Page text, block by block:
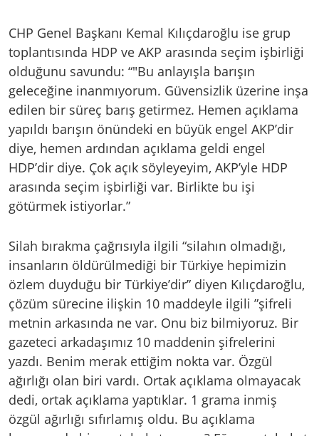
CHP Genel Başkanı Kemal Kılıçdaroğlu ise grup
toplantısında HDP ve AKP arasında seçim işbirliği
olduğunu savundu: “"Bu anlayışla barışın
geleceğine inanmıyorum. Güvensizlik üzerine inşa
edilen bir süreç barış getirmez. Hemen açıklama
yapıldı barışın önündeki en büyük engel AKP’dir
diye, hemen ardından açıklama geldi engel
HDP’dir diye. Çok açık söyleyeyim, AKP’yle HDP
arasında seçim işbirliği var. Birlikte bu işi
götürmek istiyorlar.”
Silah bırakma çağrısıyla ilgili “silahın olmadığı,
insanların öldürülmediği bir Türkiye hepimizin
özlem duyduğu bir Türkiye’dir” diyen Kılıçdaroğlu,
çözüm sürecine ilişkin 10 maddeyle ilgili ”şifreli
metnin arkasında ne var. Onu biz bilmiyoruz. Bir
gazeteci arkadaşımız 10 maddenin şifrelerini
yazdı. Benim merak ettiğim nokta var. Özgül
ağırlığı olan biri vardı. Ortak açıklama olmayacak
dedi, ortak açıklama yaptıklar. 1 grama inmiş
özgül ağırlığı sıfırlamış oldu. Bu açıklama